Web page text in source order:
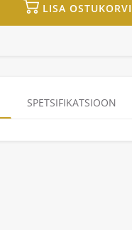
LISA OSTUKORVI
SPETSIFIKATSIOON